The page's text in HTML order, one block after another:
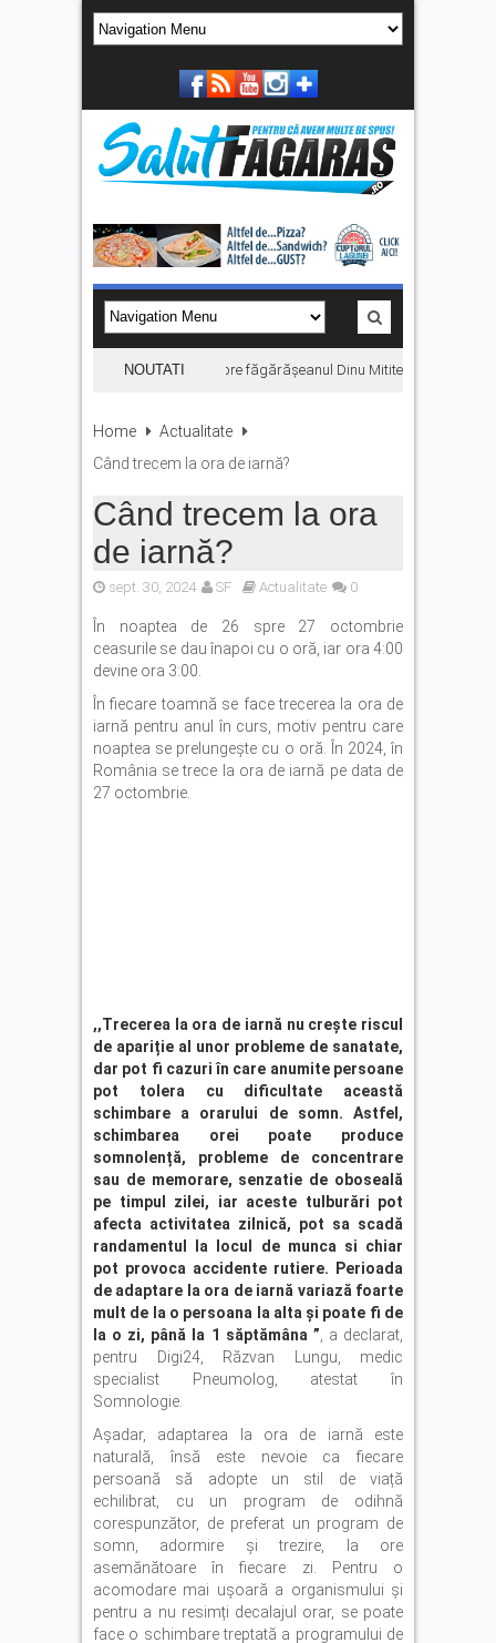
NOUTATI
„Hoinari prin munți”, filmul despre făgărășeanul Dinu Mititeanu, se vede
Home
Actualitate
Când trecem la ora de iarnă?
Când trecem la ora
de iarnă?
sept. 30, 2024 SF Actualitate 0
În noaptea de 26 spre 27 octombrie
ceasurile se dau înapoi cu o oră, iar ora 4:00
devine ora 3:00.
În fiecare toamnă se face trecerea la ora de
iarnă pentru anul în curs, motiv pentru care
noaptea se prelungește cu o oră. În 2024, în
România se trece la ora de iarnă pe data de
27 octombrie.
,,Trecerea la ora de iarnă nu crește riscul
de apariție al unor probleme de sanatate,
dar pot fi cazuri în care anumite persoane
pot tolera cu dificultate această
schimbare a orarului de somn. Astfel,
schimbarea orei poate produce
somnolență, probleme de concentrare
sau de memorare, senzatie de oboseală
pe timpul zilei, iar aceste tulburări pot
afecta activitatea zilnică, pot sa scadă
randamentul la locul de munca si chiar
pot provoca accidente rutiere. Perioada
de adaptare la ora de iarnă variază foarte
mult de la o persoana la alta și poate fi de
la o zi, până la 1 săptămâna ” , a declarat,
pentru Digi24, Răzvan Lungu, medic
specialist Pneumolog, atestat în
Somnologie.
Așadar, adaptarea la ora de iarnă este
naturală, însă este nevoie ca fiecare
persoană să adopte un stil de viață
echilibrat, cu un program de odihnă
corespunzător, de preferat un program de
somn, adormire și trezire, la ore
asemănătoare în fiecare zi. Pentru o
acomodare mai ușoară a organismului și
pentru a nu resimți decalajul orar, se poate
face o schimbare treptată a programului de